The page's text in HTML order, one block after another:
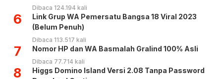
Dibaca 124.194 kali
6
Link Grup WA Pemersatu Bangsa 18 Viral 2023
(Belum Penuh)
Dibaca 113.517 kali
7 Nomor HP dan WA Basmalah Gralind 100% Asli
Dibaca 77.714 kali
8
Higgs Domino Island Versi 2.08 Tanpa Password